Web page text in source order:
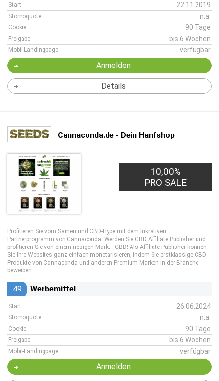
Start 22.11.2019
Stornoquote n.a.
Cookie 90 Tage
Freigabe bis 6 Wochen
Mobil-Landingpage verfügbar
Anmelden
Details
Cannaconda.de - Dein Hanfshop
10,00%
PRO SALE
Profitieren Sie vom Samen und CBD-Hype mit dem lukrativen
Partnerprogramm von Cannaconda. Werden Sie CBD Affiliate Publisher und
profitieren Sie von einem riesigen Markt - CBD! Als Affiliate-Publisher können
Sie Ihre Websites ganz einfach monetarisieren, indem Sie erstklassige CBD-
Produkte von Cannaconda und anderen Premium Marken in der Branche
bewerben.
49 Werbemittel
Start 26.06.2024
Stornoquote n.a.
Cookie 90 Tage
Freigabe bis 6 Wochen
Mobil-Landingpage verfügbar
Anmelden